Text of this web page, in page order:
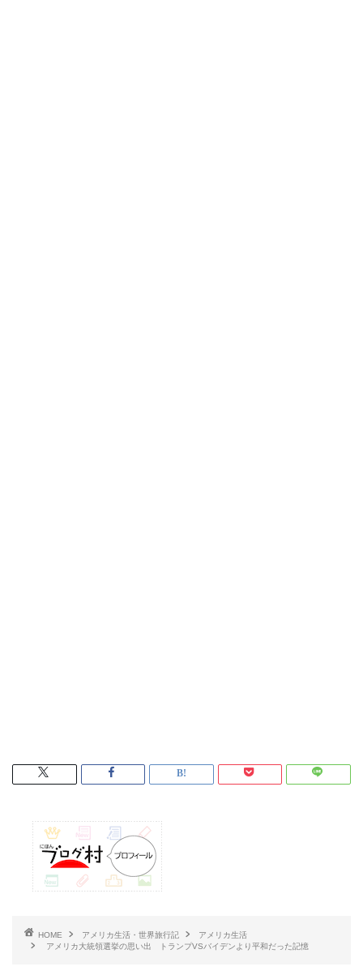
HOME アメリカ生活・世界旅行記
アメリカ生活
アメリカ大統領選挙の思い出 トランプVSバイデンより平和だった記憶